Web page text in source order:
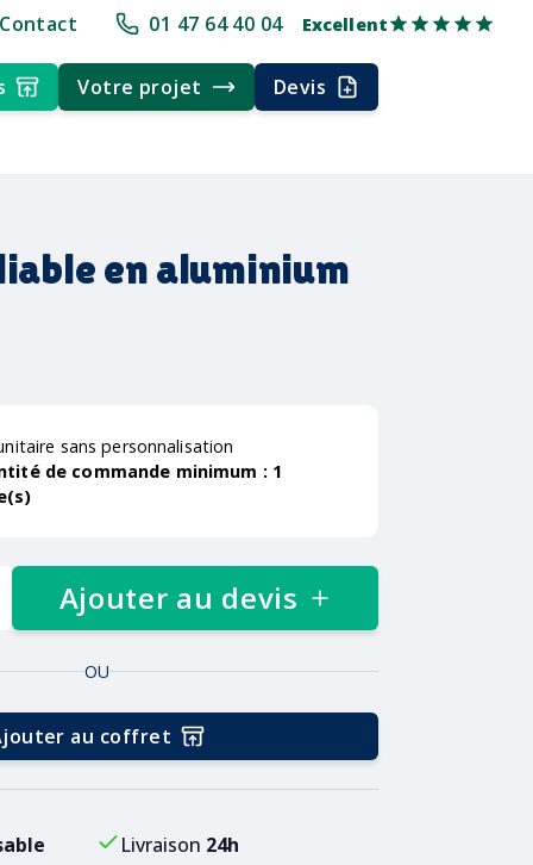
ans d'expérience Délai rapide Délai rapide Livraison multi-
Contact 01 47 64 40 04 Excellent
Votre projet Devis
en aluminium
sans personnalisation
de commande minimum : 1
Ajouter au devis
OU
au coffret
Livraison 24h